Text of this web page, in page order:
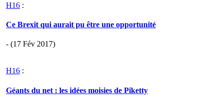
H16 :
Ce Brexit qui aurait pu être une opportunité
- (17 Fév 2017)
H16 :
Géants du net : les idées moisies de Piketty